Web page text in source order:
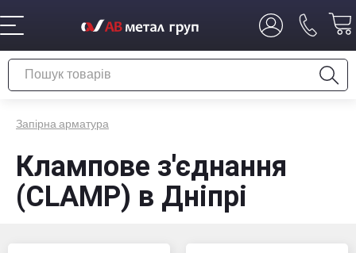
Запірна арматура
Клампове з'єднання
(CLAMP) в Дніпрі